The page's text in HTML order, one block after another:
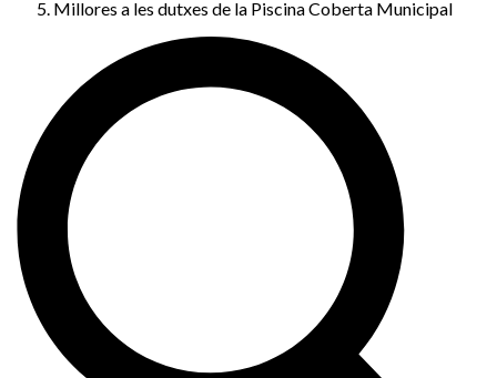
Millores a les dutxes de la Piscina Coberta Municipal